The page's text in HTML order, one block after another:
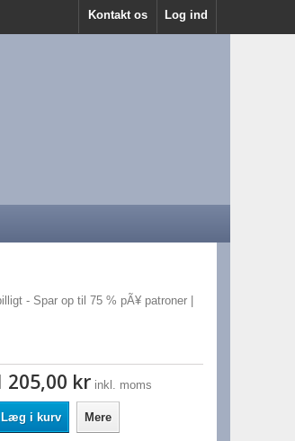
Log ind
Kontakt os
- Spar op til 75 % pÃ¥ patroner |
205,00 kr inkl. moms
Læg i kurv Mere